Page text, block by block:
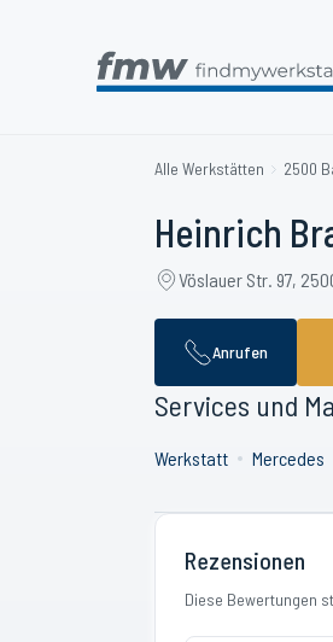
Alle Werkstätten 2500
Heinrich
Vöslauer Str. 97,
Anrufen
Services und
Werkstatt Mercedes
Rezensionen
Diese Bewertungen